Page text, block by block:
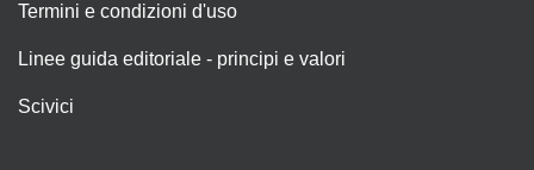
Termini e condizioni d'uso
Linee guida editoriale - principi e valori
Scivici